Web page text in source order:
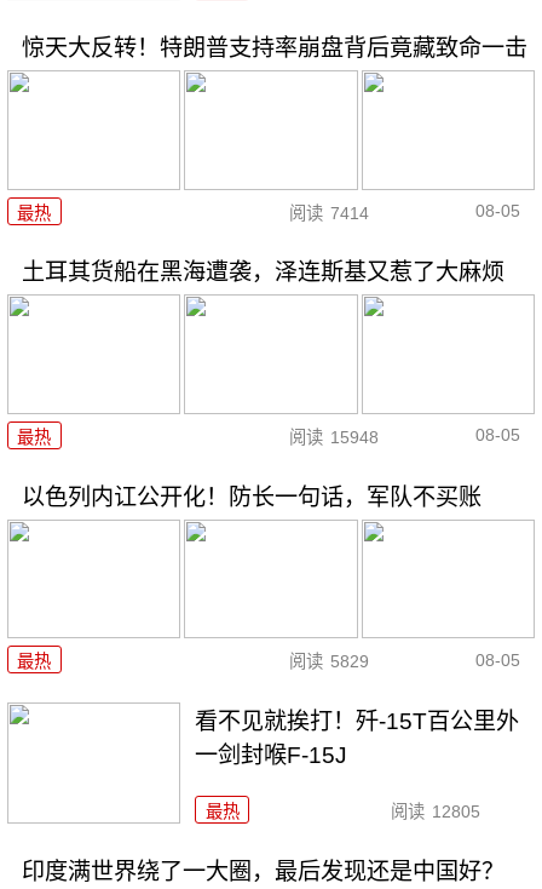
惊天大反转！特朗普支持率崩盘背后竟藏致命一击
最热 阅读 7414 08-05
土耳其货船在黑海遭袭，泽连斯基又惹了大麻烦
最热 阅读 15948 08-05
以色列内讧公开化！防长一句话，军队不买账
最热 阅读 5829 08-05
看不见就挨打！歼-15T百公里外
一剑封喉F-15J
最热 阅读 12805
印度满世界绕了一大圈，最后发现还是中国好？